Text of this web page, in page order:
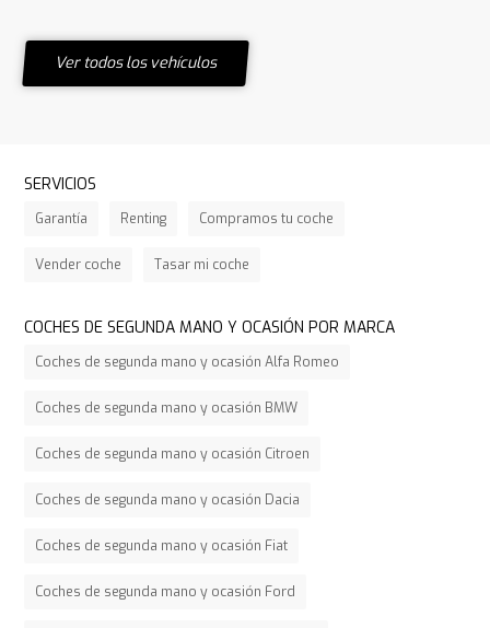
Ver todos los vehículos
SERVICIOS
Garantía Renting Compramos tu coche
Vender coche Tasar mi coche
COCHES DE SEGUNDA MANO Y OCASIÓN POR MARCA
Coches de segunda mano y ocasión Alfa Romeo
Coches de segunda mano y ocasión BMW
Coches de segunda mano y ocasión Citroen
Coches de segunda mano y ocasión Dacia
Coches de segunda mano y ocasión Fiat
Coches de segunda mano y ocasión Ford